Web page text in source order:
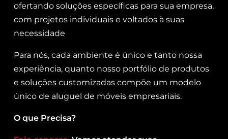
ofertando soluções específicas para sua empresa,
com projetos individuais e voltados à suas
necessidade
Para nós, cada ambiente é único e tanto nossa
experiência, quanto nosso portfólio de produtos
e soluções customizadas compõe um modelo
único de aluguel de móveis empresariais.
O que Precisa?